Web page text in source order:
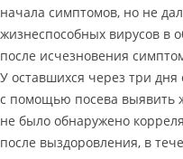
начала симптомов, но не
жизнеспособных вирусов в
после исчезновения
У оставшихся через три дня
с помощью посева выявить
не было обнаружено
после выздоровления, в